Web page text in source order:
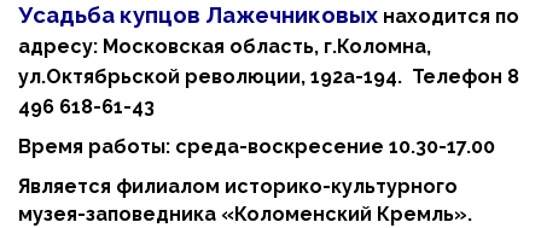
Усадьба купцов Лажечниковых находится по
адресу: Московская область, г.Коломна,
ул.Октябрьской революции, 192а-194. Телефон 8
496 618-61-43
Время работы: среда-воскресение 10.30-17.00
Является филиалом историко-культурного
музея-заповедника «Коломенский Кремль».